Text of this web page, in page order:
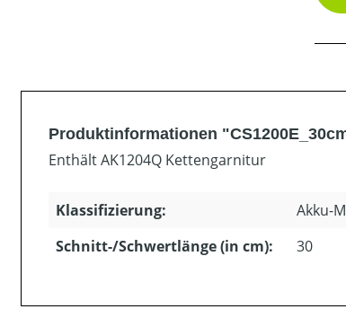
Produktinformationen
Enthält AK1204Q Kettengarnitur
Klassifizierung:
Akku-
Schnitt-/Schwertlänge (in cm):
30